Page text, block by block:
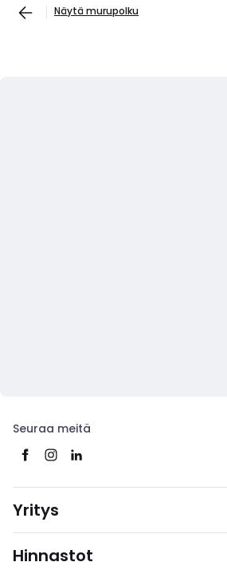
Näytä murupolku
Seuraa meitä
Yritys
Hinnastot